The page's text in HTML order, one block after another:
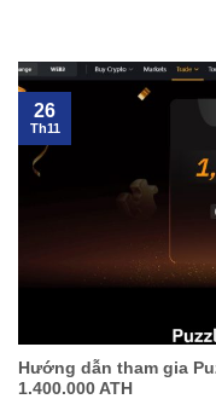
Hướng dẫn tham gia
1.400.000 ATH
26
Th11